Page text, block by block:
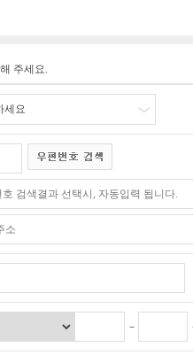
주세요.
세요